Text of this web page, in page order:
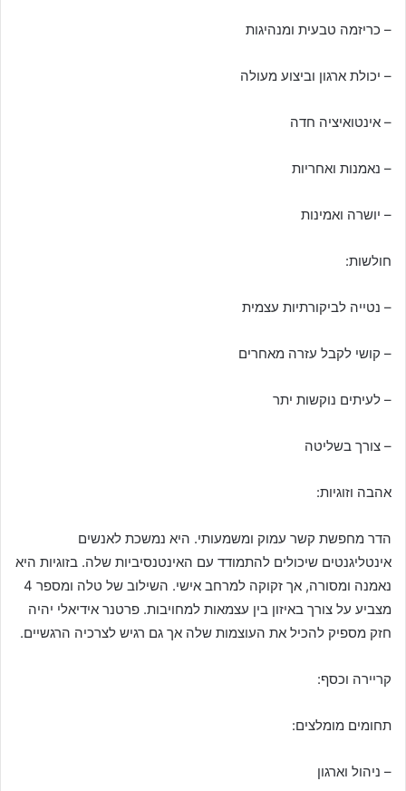
– כריזמה טבעית ומנהיגות
– יכולת ארגון וביצוע מעולה
– אינטואיציה חדה
– נאמנות ואחריות
– יושרה ואמינות
חולשות:
– נטייה לביקורתיות עצמית
– קושי לקבל עזרה מאחרים
– לעיתים נוקשות יתר
– צורך בשליטה
אהבה וזוגיות:
הדר מחפשת קשר עמוק ומשמעותי. היא נמשכת לאנשים
אינטליגנטים שיכולים להתמודד עם האינטנסיביות שלה. בזוגיות היא
נאמנה ומסורה, אך זקוקה למרחב אישי. השילוב של טלה ומספר 4
מצביע על צורך באיזון בין עצמאות למחויבות. פרטנר אידיאלי יהיה
חזק מספיק להכיל את העוצמות שלה אך גם רגיש לצרכיה הרגשיים.
קריירה וכסף:
תחומים מומלצים:
– ניהול וארגון